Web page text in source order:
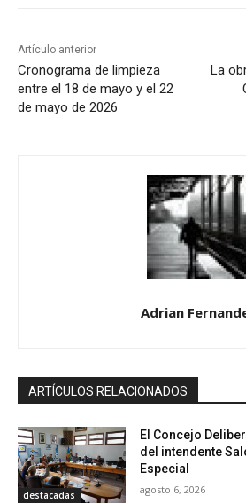
Artículo anterior
Cronograma de limpieza
entre el 18 de mayo y el 22
de mayo de 2026
La
Adrian
ARTÍCULOS RELACIONADOS
destacadas
El Concejo
del intendente
Especial
agosto 6, 2026